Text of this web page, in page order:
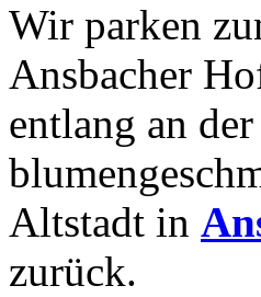
Wir parken
Ansbacher
entlang an
Altstadt in
zurück.